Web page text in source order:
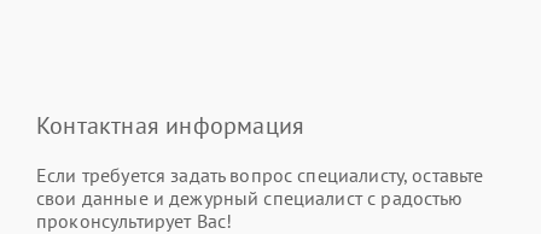
Контактная информация
Если требуется задать вопрос специалисту, оставьте
свои данные и дежурный специалист с радостью
проконсультирует Вас!